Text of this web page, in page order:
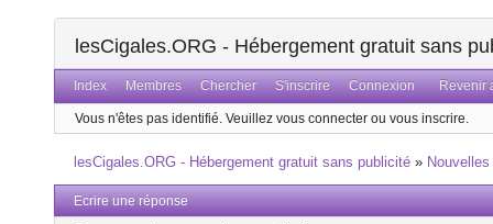
lesCigales.ORG - Hébergement gratuit sans
Index Membres Chercher S'inscrire Connexion Revenir
Vous n'êtes pas identifié. Veuillez vous connecter ou vous inscrire.
lesCigales.ORG - Hébergement gratuit sans publicité » Nouvelles
Ecrire une réponse